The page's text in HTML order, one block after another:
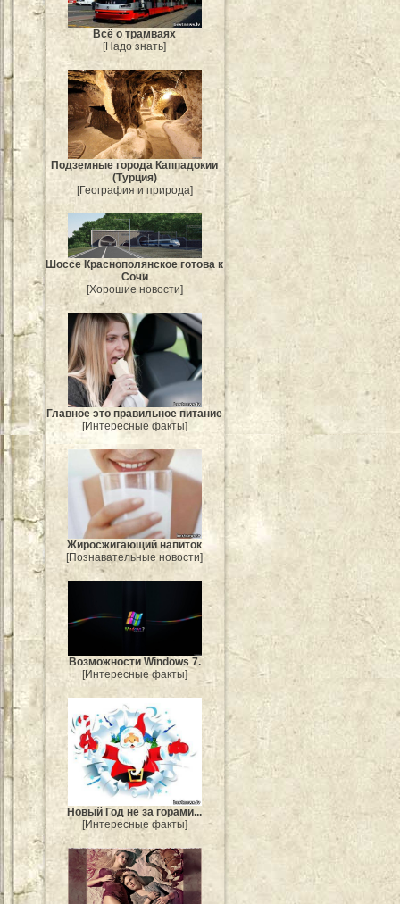
Всё о трамваях
[Надо знать]
Подземные города Каппадокии
(Турция)
[География и природа]
Шоссе Краснополянское готова к
Сочи
[Хорошие новости]
Главное это правильное питание
[Интересные факты]
Жиросжигающий напиток
[Познавательные новости]
Возможности Windows 7.
[Интересные факты]
Новый Год не за горами...
[Интересные факты]